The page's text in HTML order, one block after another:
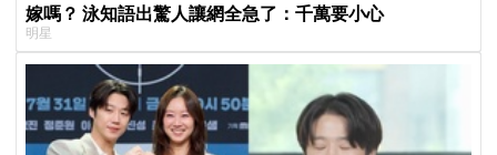
嫁嗎？ 泳知語出驚人讓網全急了：千萬要小心
明星